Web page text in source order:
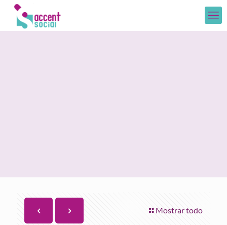
Mostrar todo